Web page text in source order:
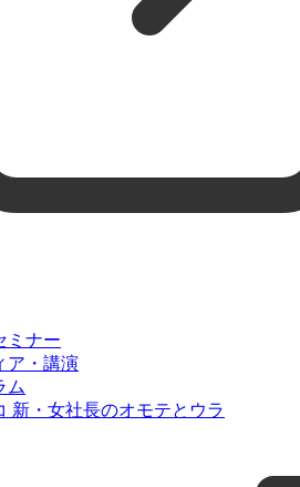
ミナー
ア・講演
ム
新・女社長のオモテとウラ